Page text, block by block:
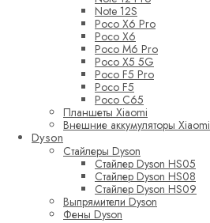
Note 12S
Poco X6 Pro
Poco X6
Poco M6 Pro
Poco X5 5G
Poco F5 Pro
Poco F5
Poco C65
Планшеты Xiaomi
Внешние аккумуляторы Xiaomi
Dyson
Стайлеры Dyson
Стайлер Dyson HS05
Стайлер Dyson HS08
Стайлер Dyson HS09
Выпрямители Dyson
Фены Dyson